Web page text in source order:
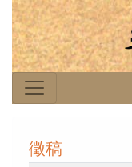
徵稿